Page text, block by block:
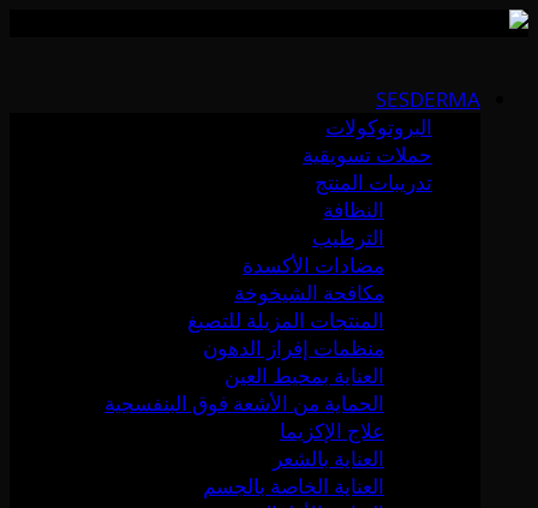
content
SESDERMA
البروتوكولات
حملات تسويقية
تدريبات المنتج
النظافة
الترطيب
مضادات الأكسدة
مكافحة الشيخوخة
المنتجات المزيلة للتصبغ
منظمات إفراز الدهون
العناية بمحيط العين
الحماية من الأشعة فوق البنفسجية
علاج الإكزيما
العناية بالشعر
العناية الخاصة بالجسم